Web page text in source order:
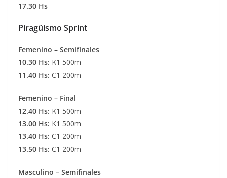
17.30 Hs
Piragüismo Sprint
Femenino – Semifinales
10.30 Hs: K1 500m
11.40 Hs: C1 200m
Femenino – Final
12.40 Hs: K1 500m
13.00 Hs: K1 500m
13.40 Hs: C1 200m
13.50 Hs: C1 200m
Masculino – Semifinales